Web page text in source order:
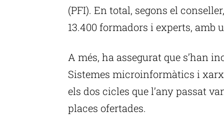
(PFI). En total, segons el
13.400 formadors i experts, amb
A més, ha assegurat que s’han
Sistemes microinformàtics i
els dos cicles que l’any passat
places ofertades.